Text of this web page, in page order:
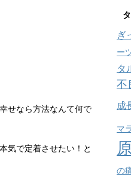
せなら方法なんて何で
気で定着させたい！と
ぎ
ー
タ
不
成
マ
の